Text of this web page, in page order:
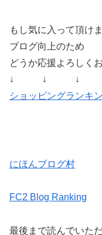
もし気に入って頂け
ブログ向上のため
どうか応援よろしく
↓ ↓ ↓
ショッピングランキ
にほんブログ村
FC2 Blog Ranking
最後まで読んでいた